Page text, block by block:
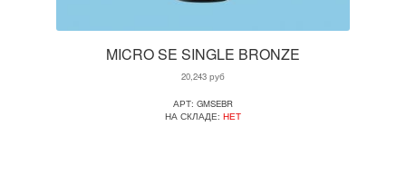
MICRO SE SINGLE BRONZE
20,243руб
АРТ: GMSEBR
НА СКЛАДЕ: НЕТ